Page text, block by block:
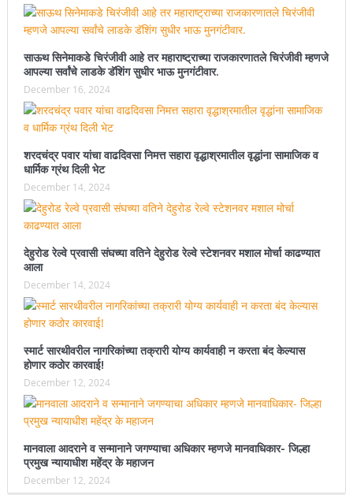
साऊथ सिनेमाकडे चिरंजीवी आहे तर महाराष्ट्राच्या राजकारणातले चिरंजीवी म्हणजे
आपल्या सर्वांचे लाडके डॅशिंग सुधीर भाऊ मुनगंटीवार.
December 16, 2024
शरदचंद्र पवार यांचा वाढदिवसा निमत्त सहारा वृद्धाश्रमातील वृद्धांना सामाजिक व
धार्मिक ग्रंथ दिली भेट
December 14, 2024
देहुरोड रेल्वे प्रवासी संघच्या वतिने देहुरोड रेल्वे स्टेशनवर मशाल मोर्चा काढण्यात
आला
December 14, 2024
स्मार्ट सारथीवरील नागरिकांच्या तक्रारी योग्य कार्यवाही न करता बंद केल्यास
होणार कठोर कारवाई!
December 12, 2024
मानवाला आदराने व सन्मानाने जगण्याचा अधिकार म्हणजे मानवाधिकार- जिल्हा
प्रमुख न्यायाधीश महेंद्र के महाजन
December 12, 2024